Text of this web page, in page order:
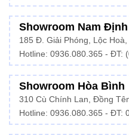
Showroom Nam Định
185 Đ. Giải Phóng, Lộc Hoà,
Hotline: 0936.080.365 - ĐT:
Showroom Hòa Bình
310 Cù Chính Lan, Đồng
Hotline: 0936.080.365 - ĐT: